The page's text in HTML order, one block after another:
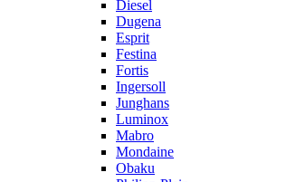
Diesel
Dugena
Esprit
Festina
Fortis
Ingersoll
Junghans
Luminox
Mabro
Mondaine
Obaku